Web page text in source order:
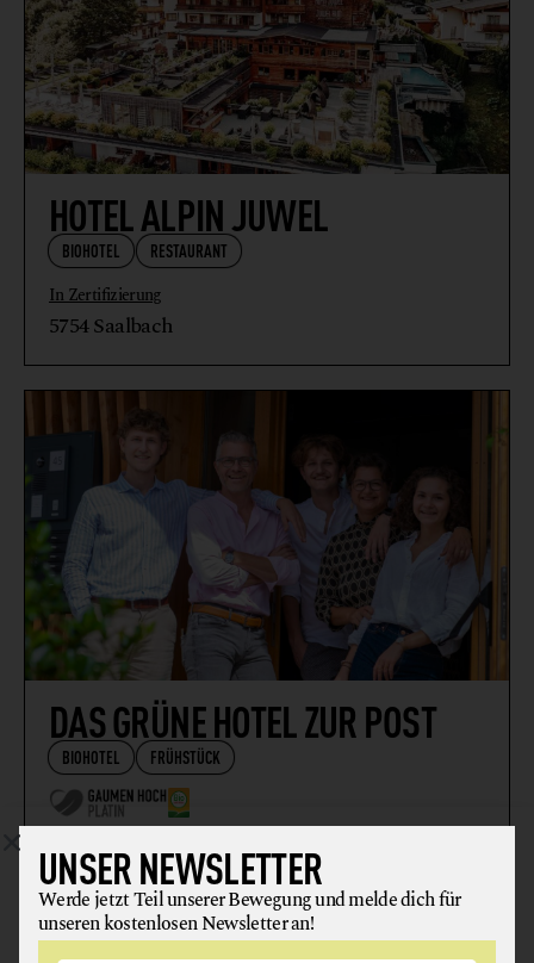
HOTEL ALPIN JUWEL
BIOHOTEL RESTAURANT
In Zertifizierung
5754 Saalbach
DAS GRÜNE HOTEL ZUR POST
BIOHOTEL FRÜHSTÜCK
UNSER NEWSLETTER
Werde jetzt Teil unserer Bewegung und melde dich für
unseren kostenlosen Newsletter an!